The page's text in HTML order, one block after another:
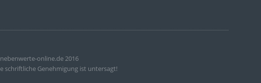
online.de 2016
schriftliche Genehmigung ist untersagt!